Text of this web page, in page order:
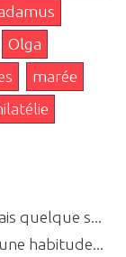
Olga
marée
quelque s...
habitude...